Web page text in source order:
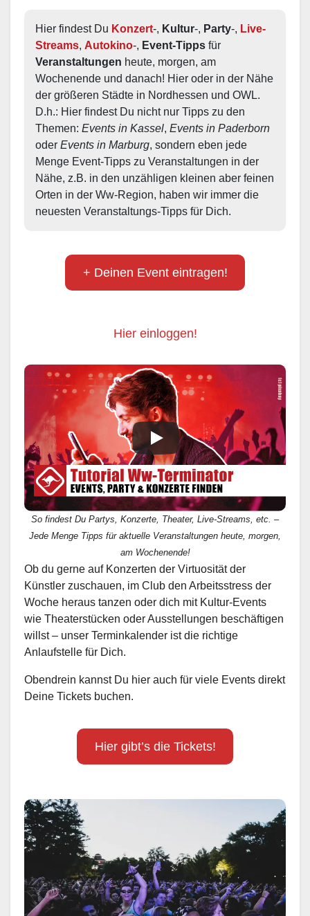
Hier findest Du Konzert-, Kultur-, Party-, Live-
Streams, Autokino-, Event-Tipps
Veranstaltungen heute, morgen, am
Wochenende und danach! Hier oder in der Nähe
der größeren Städte in Nordhessen und OWL.
D.h.: Hier findest Du nicht nur Tipps zu den
Themen: Events in Kassel, Events in Paderborn
oder Events in Marburg, sondern eben jede
Menge Event-Tipps zu Veranstaltungen in der
Nähe, z.B. in den unzähligen kleinen aber feinen
Orten in der Ww-Region, haben wir immer die
neuesten Veranstaltungs-Tipps für Dich.
+ Deinen Event eintragen!
Hier einloggen!
So findest Du Partys, Konzerte, Theater, Live-Streams, etc. –
Jede Menge Tipps für aktuelle Veranstaltungen heute, morgen,
am Wochenende!
Ob du gerne auf Konzerten der Virtuosität der
Künstler zuschauen, im Club den Arbeitsstress der
Woche heraus tanzen oder dich mit Kultur-Events
wie Theaterstücken oder Ausstellungen beschäftigen
willst – unser Terminkalender ist die richtige
Anlaufstelle für Dich.
Obendrein kannst Du hier auch für viele Events direkt
Deine Tickets buchen.
Hier gibt’s die Tickets!